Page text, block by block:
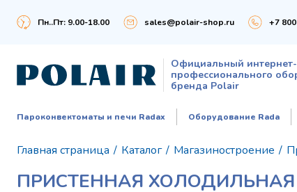
Пн..Пт: 9.00-18.00 sales@polair-shop.ru +7
Официальный
профессионального
бренда Polair
Пароконвектоматы и печи Radax Оборудование Rada
Главная страница / Каталог / Магазиностроение /
ПРИСТЕННАЯ ХОЛОДИЛЬНАЯ